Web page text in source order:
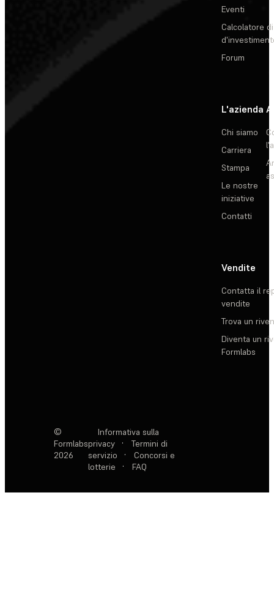
Eventi
Calcolatore
Forum
L'azienda
Chi siamo
Carriera
Stampa
Le nostre
iniziative
Contatti
Vendite
Contatta il
vendite
Trova un
Diventa un
Formlabs
©
Formlabs
2026
Informativa sulla
privacy
·
Termini di
servizio
·
Concorsi e
lotterie
· FAQ